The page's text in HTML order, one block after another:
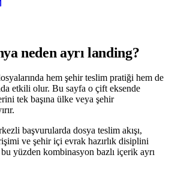
neden ayrı landing?
hem şehir teslim pratiği hem de
etkili olur. Bu sayfa o çift eksende
tek başına ülke veya şehir
başvurularda dosya teslim akışı,
ve şehir içi evrak hazırlık disiplini
yüzden kombinasyon bazlı içerik ayrı